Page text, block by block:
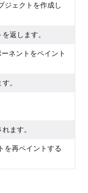
ジェクトを作成し
返します。
ネントをペイント
。
ます。
を再ペイントする